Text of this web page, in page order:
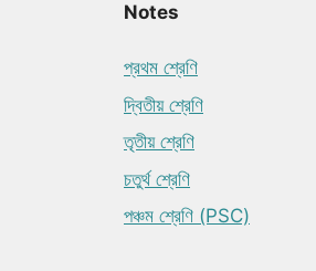
Notes
প্রথম শ্রেণি
দ্বিতীয় শ্রেণি
তৃতীয় শ্রেণি
চতুর্থ শ্রেণি
পঞ্চম শ্রেণি (PSC)